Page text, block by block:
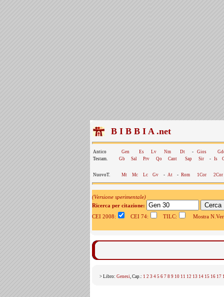
B I B B I A .net
Antico Gen Es Lv Nm Dt - Gios
Testam.
Gb Sal Prv Qo Cant Sap Sir - Is
NuovoT. Mt Mc Lc Gv - At - Rom 1Cor 2Cor
(Versione sperimentale)
Ricerca per citazione:
CEI 2008:
CEI 74: TILC: Mostra
> Libro: Genesi, Cap.: 1 2 3 4 5 6 7 8 9 10 11 12 13 14 15 16 17